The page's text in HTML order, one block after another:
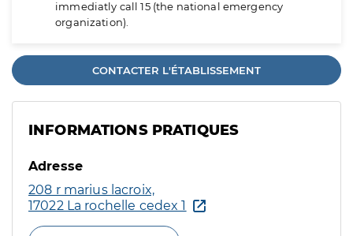
immediatly call 15 (the national emergency
organization).
CONTACTER L'ÉTABLISSEMENT
INFORMATIONS PRATIQUES
Adresse
208 r marius lacroix,
17022 La rochelle cedex 1